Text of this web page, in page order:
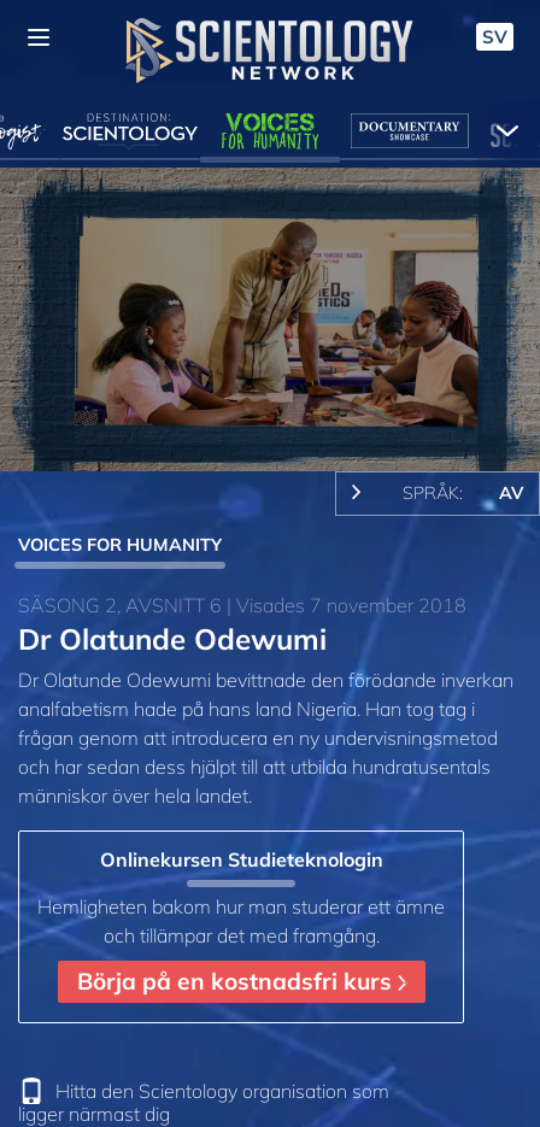
SV
SPRÅK: AV
VOICES FOR HUMANITY
SÄSONG 2, AVSNITT 6 | Visades 7 november 2018
Dr Olatunde Odewumi
Dr Olatunde Odewumi bevittnade den förödande inverkan
analfabetism hade på hans land Nigeria. Han tog tag i
frågan genom att introducera en ny undervisningsmetod
och har sedan dess hjälpt till att utbilda hundratusentals
människor över hela landet.
Onlinekursen Studieteknologin
Hemligheten bakom hur man studerar ett ämne
och tillämpar det med framgång.
Börja på en kostnadsfri kurs
Hitta den Scientology organisation som
ligger närmast dig